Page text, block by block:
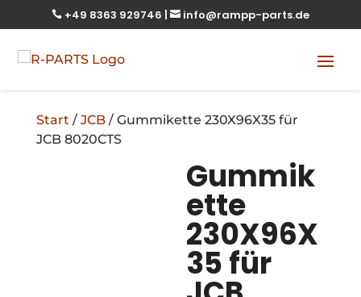
 +49 8363 929746 |  info@rampp-parts.de
Start / JCB/ Gummikette 230X96X35 für
JCB 8020CTS
Gummik
ette
230X96X
35 für